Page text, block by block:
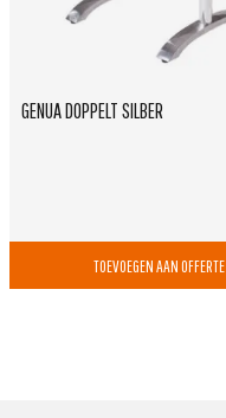
GENUA DOPPELT SILBER
TOEVOEGEN AAN OFFERTE